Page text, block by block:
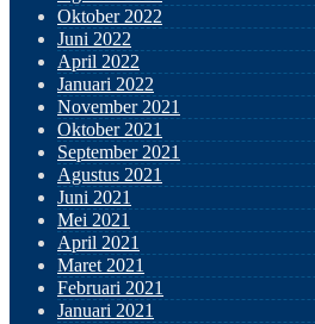
Oktober 2022
Juni 2022
April 2022
Januari 2022
November 2021
Oktober 2021
September 2021
Agustus 2021
Juni 2021
Mei 2021
April 2021
Maret 2021
Februari 2021
Januari 2021